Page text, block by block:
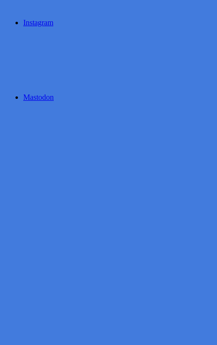
Instagram
Mastodon